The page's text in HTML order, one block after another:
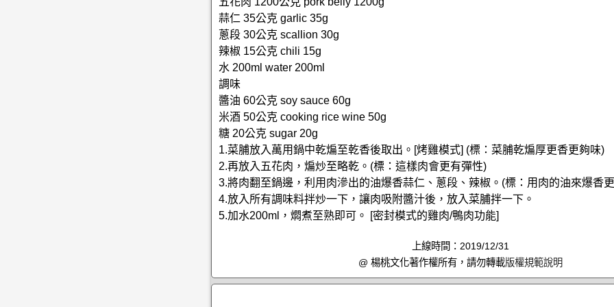
蒜仁 35公克 garlic 35g
蔥段 30公克 scallion 30g
辣椒 15公克 chili 15g
水 200ml water 200ml
調味
醬油 60公克 soy sauce 60g
米酒 50公克 cooking rice wine 50g
糖 20公克 sugar 20g
1.菜脯放入萬用鍋中乾煸至乾香後取出。[烤雞模式] (標：菜脯乾煸厚更香更夠味)
2.再放入五花肉，煸炒至略乾。(標：這樣肉會更有彈性)
3.將肉翻至鍋邊，利用肉滲出的油爆香蒜仁、蔥段、辣椒。(標：用肉的油來爆香
4.放入所有調味料拌炒一下，讓肉吸附醬汁後，放入菜脯拌一下。
5.加水200ml，燜煮至熟即可。 [密封模式的雞肉/鴨肉功能]
上線時間：2019/12/31
@ 楊桃文化著作權所有，請勿轉載版權規範說明